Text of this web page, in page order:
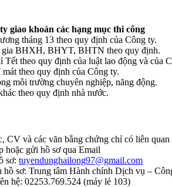
giao khoán các hạng mục thi công
tháng 13 theo quy định của Công ty.
BHXH, BHYT, BHTN theo quy định.
Tết theo quy định của luật lao động và của
theo quy định của Công ty.
môi trường chuyên nghiệp, năng động.
theo quy định nhà nước.
CV và các văn bằng chứng chỉ có liên quan
hoặc gửi hồ sơ qua Email
sơ: tuyendunghailong97@gmail.com
hồ sơ: Trung tâm Hành chính Dịch vụ –
hệ: 02253.769.524 (máy lẻ 103)